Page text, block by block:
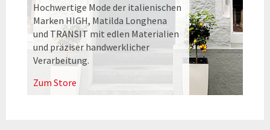
Hochwertige Mode der italienischen
Marken HIGH, Matilda Longhena
und TRANSIT mit edlen Materialien
und präziser handwerklicher
Verarbeitung.
Zum Store